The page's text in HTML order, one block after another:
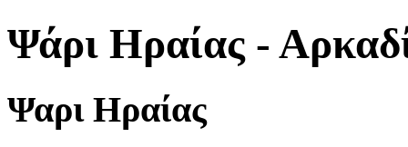
Ψάρι Ηραίας -
Ψαρι Ηραίας